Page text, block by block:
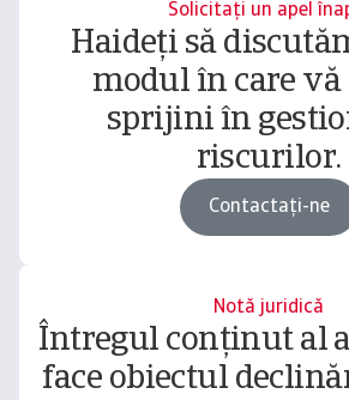
Solicitați un apel
Haideți să
modul în care
sprijini în
riscurilor.
Contactați-ne
Notă juridică
Întregul conținut al
face obiectul